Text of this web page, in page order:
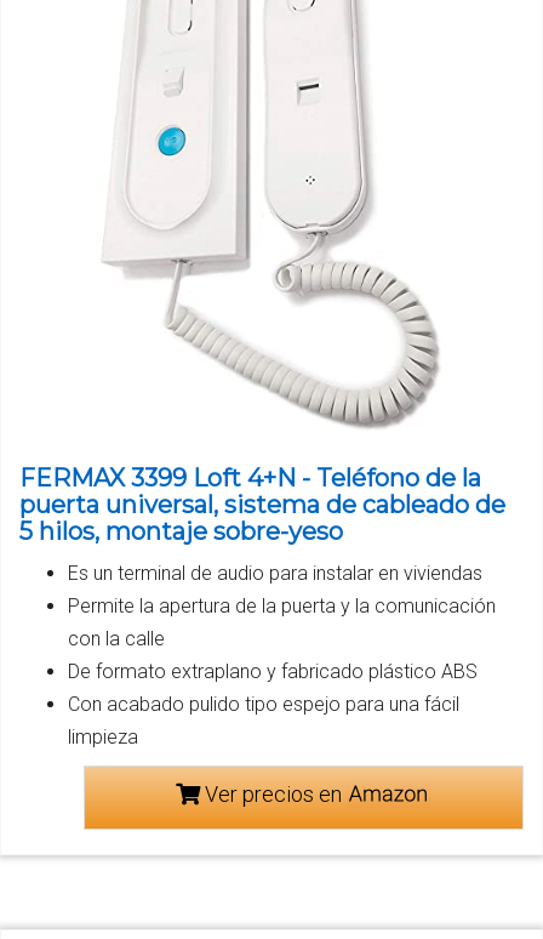
FERMAX 3399 Loft 4+N - Teléfono de la
puerta universal, sistema de cableado de
5 hilos, montaje sobre-yeso
Es un terminal de audio para instalar en viviendas
Permite la apertura de la puerta y la comunicación
con la calle
De formato extraplano y fabricado plástico ABS
Con acabado pulido tipo espejo para una fácil
limpieza
Ver precios en